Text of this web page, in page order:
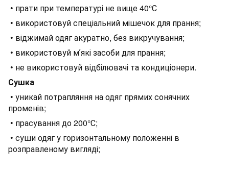
• прати при температурі не вище 40°С
• використовуй спеціальний мішечок для прання;
• віджимай одяг акуратно, без викручування;
• використовуй мʼякі засоби для прання;
• не використовуй відбілювачі та кондиціонери.
Сушка
• уникай потрапляння на одяг прямих сонячних
променів;
• прасування до 200°С;
• суши одяг у горизонтальному положенні в
розправленому вигляді;